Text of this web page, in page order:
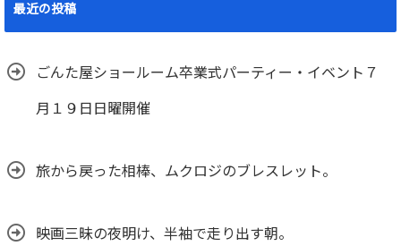
最近の投稿
ごんた屋ショールーム卒業式パーティー・イベント７
月１９日日曜開催
旅から戻った相棒、ムクロジのブレスレット。
映画三昧の夜明け、半袖で走り出す朝。